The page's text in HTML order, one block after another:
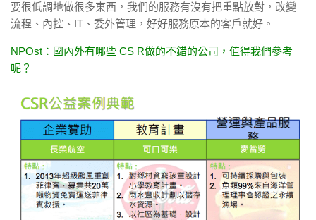
要很低調地做很多東西，我們的服務有沒有把重點放對，改變
流程、內控、IT、委外管理，好好服務原本的客戶就好。
NPOst：國內外有哪些 CS R做的不錯的公司，值得我們參考
呢？